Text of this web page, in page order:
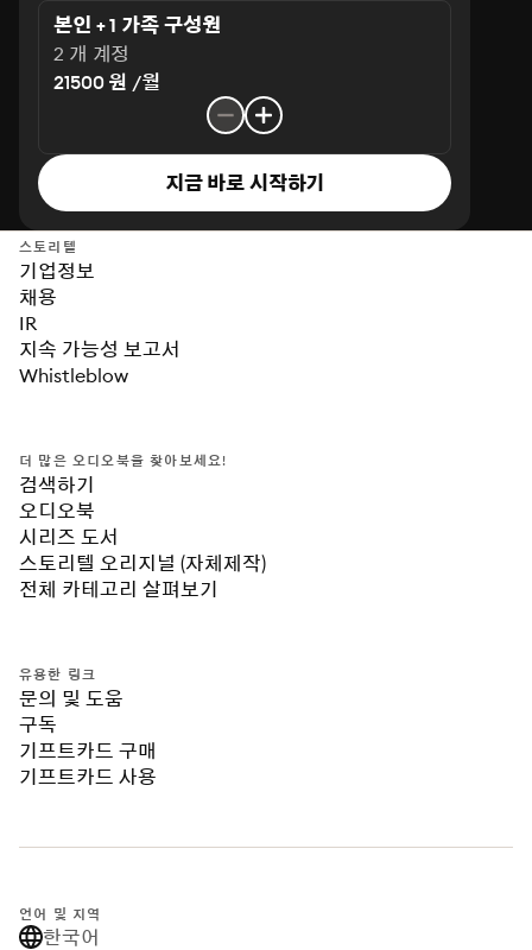
본인 + 1 가족 구성원
2 개 계정
21500 원 /월
지금 바로 시작하기
스토리텔
기업정보
채용
IR
지속 가능성 보고서
Whistleblow
더 많은 오디오북을 찾아보세요!
검색하기
오디오북
시리즈 도서
스토리텔 오리지널 (자체제작)
전체 카테고리 살펴보기
유용한 링크
문의 및 도움
구독
기프트카드 구매
기프트카드 사용
언어 및 지역
한국어